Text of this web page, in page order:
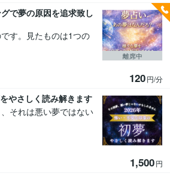
で夢の原因を追求致し
す。見たものは1つの
120円/分
離席中
やさしく読み解きます
それは悪い夢ではない
1,500円